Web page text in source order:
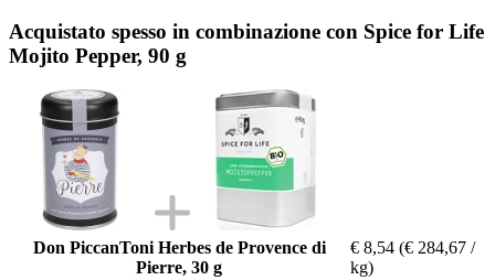
Acquistato spesso in combinazione con Spice for Life
Mojito Pepper, 90 g
Don PiccanToni Herbes de Provence di
Pierre, 30 g
€ 8,54 (€ 284,67 /
kg)